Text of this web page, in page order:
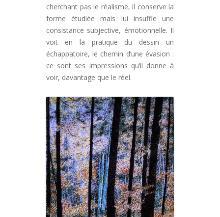
cherchant pas le réalisme, il conserve la
forme étudiée mais lui insuffle une
consistance subjective, émotionnelle. Il
voit en la pratique du dessin un
échappatoire, le chemin d’une évasion :
ce sont ses impressions qu’il donne à
voir, davantage que le réel.